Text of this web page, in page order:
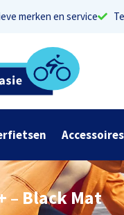
merken en service
Accessoires
– Black Mat